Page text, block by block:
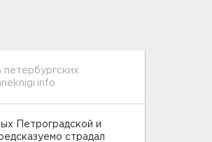
Петроградской и
страдал